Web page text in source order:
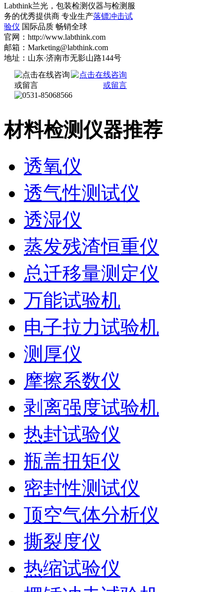
Labthink兰光，包装检测仪器与检测服
务的优秀提供商 专业生产落镖冲击试
验仪 国际品质 畅销全球
官网：http://www.labthink.com
邮箱：Marketing@labthink.com
地址：山东·济南市无影山路144号
材料检测仪器推荐
透氧仪
透气性测试仪
透湿仪
蒸发残渣恒重仪
总迁移量测定仪
万能试验机
电子拉力试验机
测厚仪
摩擦系数仪
剥离强度试验机
热封试验仪
瓶盖扭矩仪
密封性测试仪
顶空气体分析仪
撕裂度仪
热缩试验仪